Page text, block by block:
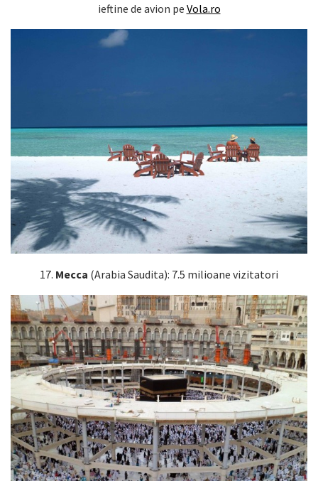
ieftine de avion pe Vola.ro
17. Mecca (Arabia Saudita): 7.5 milioane vizitatori